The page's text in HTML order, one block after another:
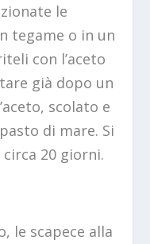
le
tegame o in un
con l’aceto
già dopo un
scolato e
di mare. Si
20 giorni.
le scapece alla